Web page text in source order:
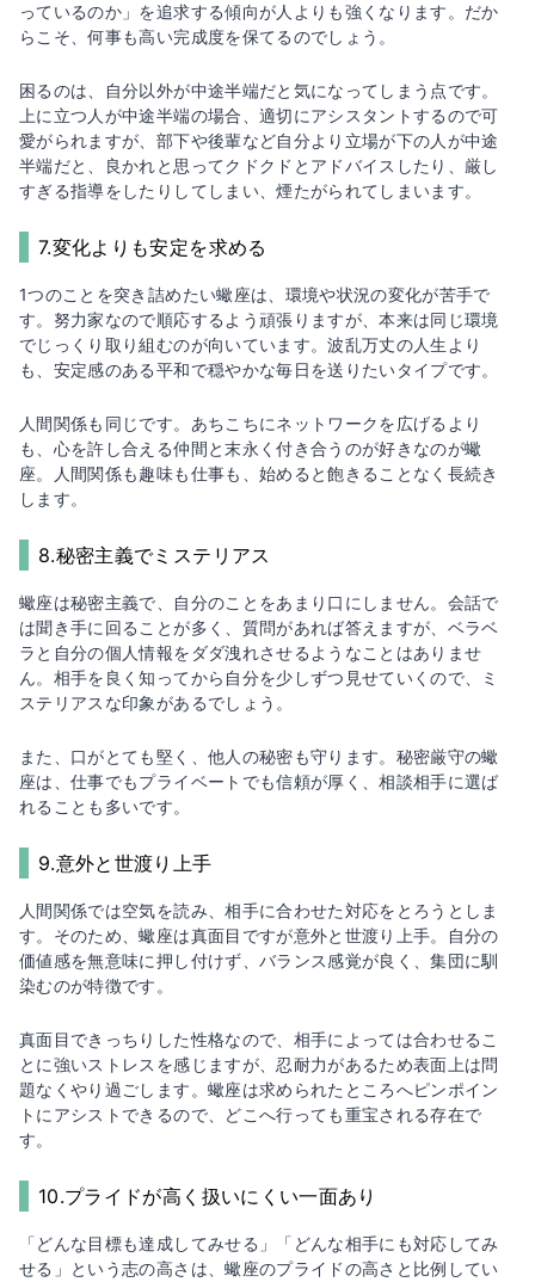
っているのか」を追求する傾向が人よりも強くなります。だか
らこそ、何事も高い完成度を保てるのでしょう。
困るのは、自分以外が中途半端だと気になってしまう点です。
上に立つ人が中途半端の場合、適切にアシスタントするので可
愛がられますが、部下や後輩など自分より立場が下の人が中途
半端だと、良かれと思ってクドクドとアドバイスしたり、厳し
すぎる指導をしたりしてしまい、煙たがられてしまいます。
7.変化よりも安定を求める
1つのことを突き詰めたい蠍座は、環境や状況の変化が苦手で
す。努力家なので順応するよう頑張りますが、本来は同じ環境
でじっくり取り組むのが向いています。波乱万丈の人生より
も、安定感のある平和で穏やかな毎日を送りたいタイプです。
人間関係も同じです。あちこちにネットワークを広げるより
も、心を許し合える仲間と末永く付き合うのが好きなのが蠍
座。人間関係も趣味も仕事も、始めると飽きることなく長続き
します。
8.秘密主義でミステリアス
蠍座は秘密主義で、自分のことをあまり口にしません。会話で
は聞き手に回ることが多く、質問があれば答えますが、ベラベ
ラと自分の個人情報をダダ洩れさせるようなことはありませ
ん。相手を良く知ってから自分を少しずつ見せていくので、ミ
ステリアスな印象があるでしょう。
また、口がとても堅く、他人の秘密も守ります。秘密厳守の蠍
座は、仕事でもプライベートでも信頼が厚く、相談相手に選ば
れることも多いです。
9.意外と世渡り上手
人間関係では空気を読み、相手に合わせた対応をとろうとしま
す。そのため、蠍座は真面目ですが意外と世渡り上手。自分の
価値感を無意味に押し付けず、バランス感覚が良く、集団に馴
染むのが特徴です。
真面目できっちりした性格なので、相手によっては合わせるこ
とに強いストレスを感じますが、忍耐力があるため表面上は問
題なくやり過ごします。蠍座は求められたところへピンポイン
トにアシストできるので、どこへ行っても重宝される存在で
す。
10.プライドが高く扱いにくい一面あり
「どんな目標も達成してみせる」「どんな相手にも対応してみ
せる」という志の高さは、蠍座のプライドの高さと比例してい